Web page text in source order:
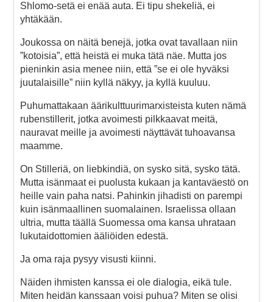
Shlomo-setä ei enää auta. Ei tipu shekeliä, ei
yhtäkään.
Joukossa on näitä benejä, jotka ovat tavallaan niin
”kotoisia”, että heistä ei muka tätä näe. Mutta jos
pieninkin asia menee niin, että ”se ei ole hyväksi
juutalaisille” niin kyllä näkyy, ja kyllä kuuluu.
Puhumattakaan äärikulttuurimarxisteista kuten nämä
rubenstillerit, jotka avoimesti pilkkaavat meitä,
nauravat meille ja avoimesti näyttävät tuhoavansa
maamme.
On Stilleriä, on liebkindiä, on sysko sitä, sysko tätä.
Mutta isänmaat ei puolusta kukaan ja kantaväestö on
heille vain paha natsi. Pahinkin jihadisti on parempi
kuin isänmaallinen suomalainen. Israelissa ollaan
ultria, mutta täällä Suomessa oma kansa uhrataan
lukutaidottomien ääliöiden edestä.
Ja oma raja pysyy visusti kiinni.
Näiden ihmisten kanssa ei ole dialogia, eikä tule.
Miten heidän kanssaan voisi puhua? Miten se olisi